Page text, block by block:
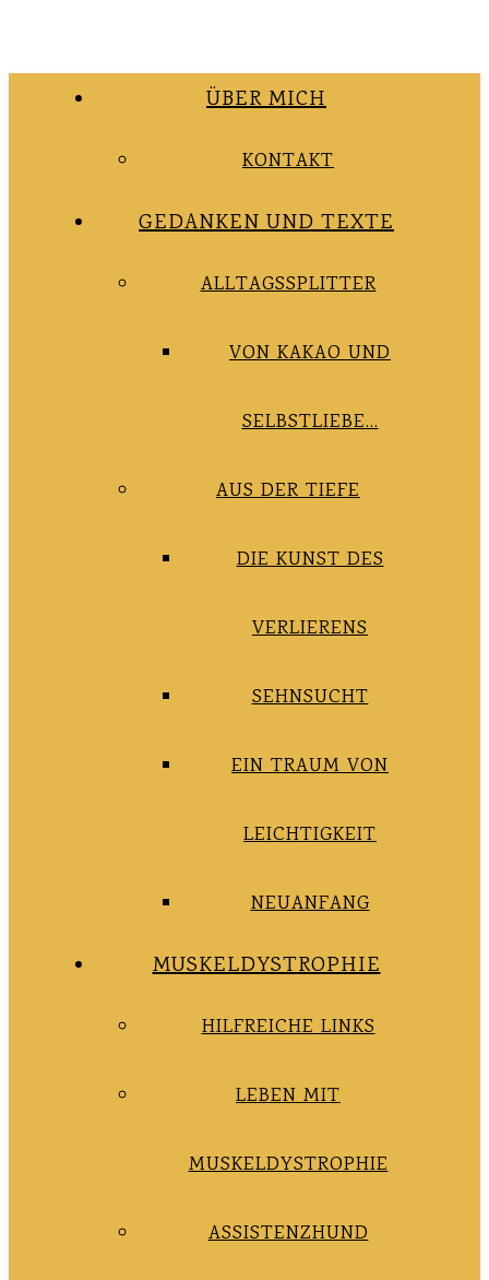
ÜBER MICH
KONTAKT
GEDANKEN UND TEXTE
ALLTAGSSPLITTER
VON KAKAO UND
SELBSTLIEBE…
AUS DER TIEFE
DIE KUNST DES
VERLIERENS
SEHNSUCHT
EIN TRAUM VON
LEICHTIGKEIT
NEUANFANG
MUSKELDYSTROPHIE
HILFREICHE LINKS
LEBEN MIT
MUSKELDYSTROPHIE
ASSISTENZHUND